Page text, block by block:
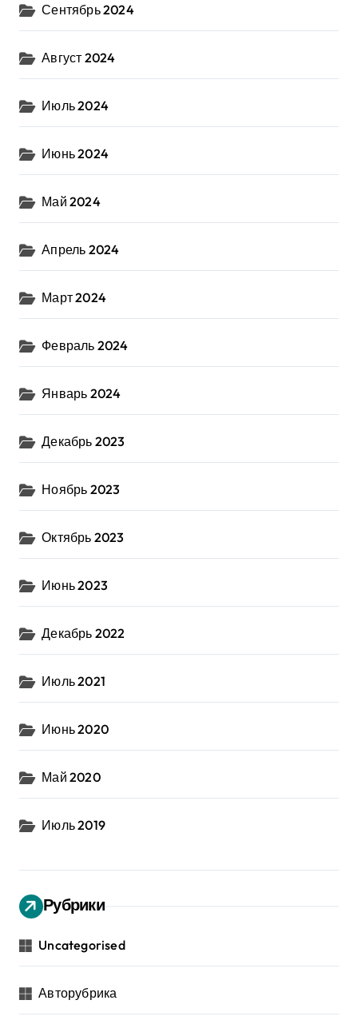
Сентябрь 2024
Август 2024
Июль 2024
Июнь 2024
Май 2024
Апрель 2024
Март 2024
Февраль 2024
Январь 2024
Декабрь 2023
Ноябрь 2023
Октябрь 2023
Июнь 2023
Декабрь 2022
Июль 2021
Июнь 2020
Май 2020
Июль 2019
Рубрики
Uncategorised
Авторубрика